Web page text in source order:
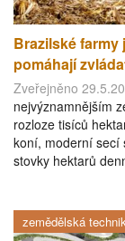
Brazilské farmy
pomáhají
Zveřejněno
nejvýznamnějším
rozloze tisíců
koní, moderní secí
stovky hektarů
zemědělská